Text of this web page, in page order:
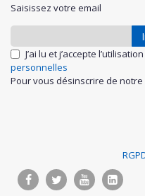
Saisissez votre email
J’ai lu et j’accepte
personnelles
Pour vous désinscrire de
u